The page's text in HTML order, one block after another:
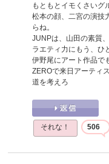
もともとイモくさいグ
松本の顔、二宮の演技
らね。
JUNPは、山田の素質
ラエティ力にもう、ひ
伊野尾にアート作品で
ZEROで来日アーティ
道を考えろ
それな！ 506